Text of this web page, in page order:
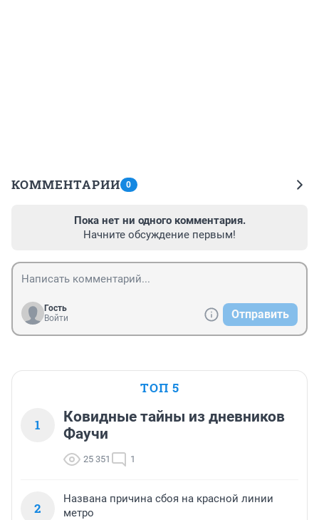
КОММЕНТАРИИ 0
Пока нет ни одного комментария.
Начните обсуждение первым!
Гость
Войти
Отправить
ТОП 5
1
Ковидные тайны из дневников
Фаучи
25 351 1
2
Названа причина сбоя на красной линии
метро